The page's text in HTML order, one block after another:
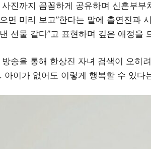
사진까지 꼼꼼하게 공유하며 신혼부
면 미리 보고”한다는 말에 출연진과
선물 같다”고 표현하며 깊은 애정을
방송을 통해 한상진 자녀 검색이 오히
아이가 없어도 이렇게 행복할 수 있다